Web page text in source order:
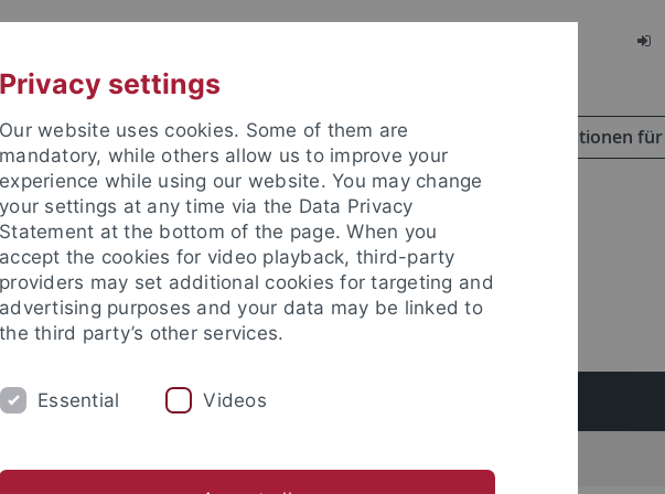
Informationen für
PROFIL TEAM
Privacy settings
Our website uses cookies. Some of them are
mandatory, while others allow us to improve your
experience while using our website. You may change
your settings at any time via the Data Privacy
Statement at the bottom of the page. When you
accept the cookies for video playback, third-party
providers may set additional cookies for targeting and
advertising purposes and your data may be linked to
the third party’s other services.
Essential Videos